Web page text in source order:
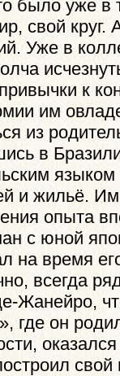
уже в
свой
Уже в
к
им
из
в
и жильё.
опыта
с юной
на время
всегда
Жанейро,
где он
свой